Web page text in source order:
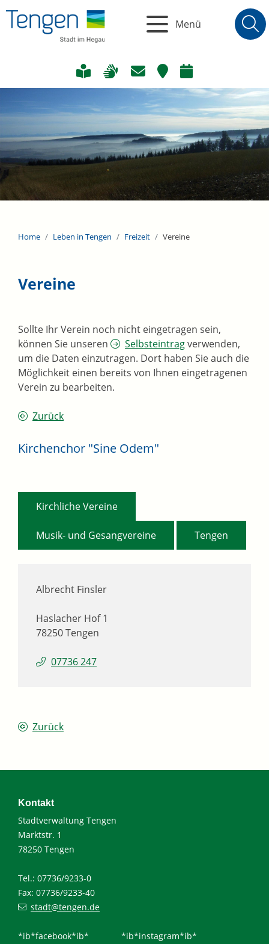
Menü
Home Leben in Tengen Freizeit Vereine
Vereine
Sollte Ihr Verein noch nicht eingetragen sein,
können Sie unseren
Selbsteintragverwenden,
um die Daten einzutragen. Dort haben Sie auch die
Möglichkeit einen bereits von Ihnen eingetragenen
Verein zu bearbeiten.
Zurück
Kirchenchor "Sine Odem"
Albrecht Finsler
Haslacher Hof 1
78250Tengen
07736 247
Kirchliche Vereine
Musik- und Gesangvereine Tengen
Zurück
Kontakt
Stadtverwaltung Tengen
Marktstr. 1
78250 Tengen
Tel.: 07736/9233-0
Fax: 07736/9233-40
stadt@tengen.de
*ib*facebook*ib*
*ib*instagram*ib*